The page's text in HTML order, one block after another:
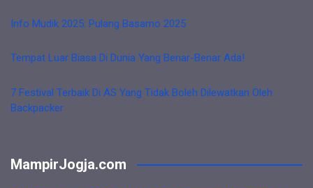
Info Mudik 2025: Pulang Basamo 2025
Tempat Luar Biasa Di Dunia Yang Benar-Benar Ada!
7 Festival Terbaik Di AS Yang Tidak Boleh Dilewatkan Oleh
Backpacker
MampirJogja.com